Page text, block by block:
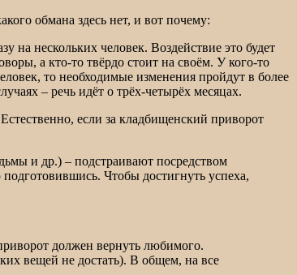
обмана здесь нет, и вот почему:
на нескольких человек. Воздействие это будет
а кто-то твёрдо стоит на своём. У кого-то
то необходимые изменения пройдут в более
– речь идёт о трёх-четырёх месяцах.
если за кладбищенский приворот
и др.) – подстраивают посредством
Чтобы достигнуть успеха,
должен вернуть любимого.
вещей не достать). В общем, на все